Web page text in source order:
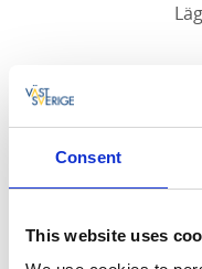
Consent
This website uses
Liten lägenhet ca
¤ 2 rum med
¤ Sovplatser för 4
¤ Egen ingång